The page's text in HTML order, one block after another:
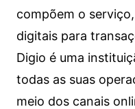
compõem o
digitais para
Digio é uma
todas as suas
meio dos canais